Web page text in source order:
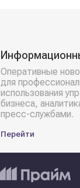
Оперативные
для
использования
бизнеса,
пресс-службами.
Перейти